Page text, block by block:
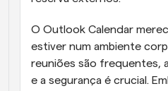
O Outlook Calendar
estiver num ambiente
reuniões são frequentes,
e a segurança é crucial.